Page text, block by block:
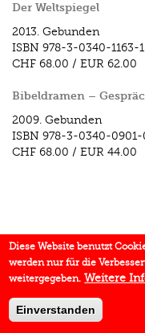
Der Weltspiegel
2013. Gebunden
ISBN 978-3-0340-1163-1
CHF 68.00 / EUR 62.00
Bibeldramen –
2009. Gebunden
ISBN 978-3-0340-0901-
CHF 68.00 / EUR 44.00
Diese Website benutzt
werden nur für die
weitergegeben. Weitere
Einverstanden